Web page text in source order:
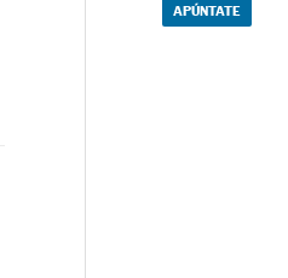
APÚNTATE